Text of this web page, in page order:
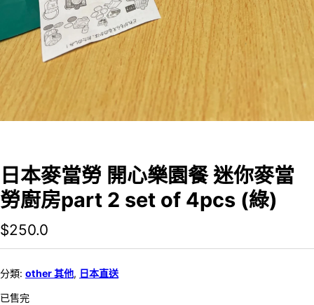
日本麥當勞 開心樂園餐 迷你麥當
勞廚房part 2 set of 4pcs (綠)
$250.0
分類: other 其他, 日本直送
已售完